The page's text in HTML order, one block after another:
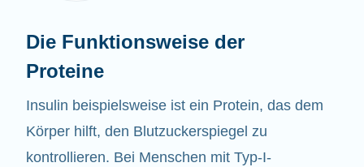
Die Funktionsweise der
Proteine
Insulin beispielsweise ist ein Protein, das dem
Körper hilft, den Blutzuckerspiegel zu
kontrollieren. Bei Menschen mit Typ-I-